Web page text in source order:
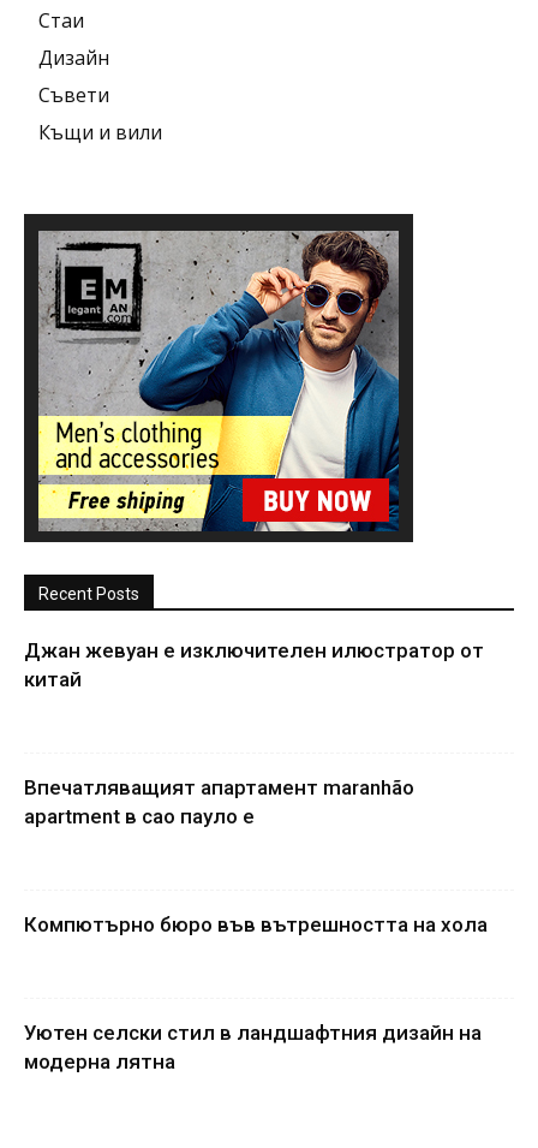
Стаи
Дизайн
Съвети
Къщи и вили
Recent Posts
Джан жевуан е изключителен илюстратор от
китай
Впечатляващият апартамент maranhão
apartment в сао пауло е
Компютърно бюро във вътрешността на хола
Уютен селски стил в ландшафтния дизайн на
модерна лятна